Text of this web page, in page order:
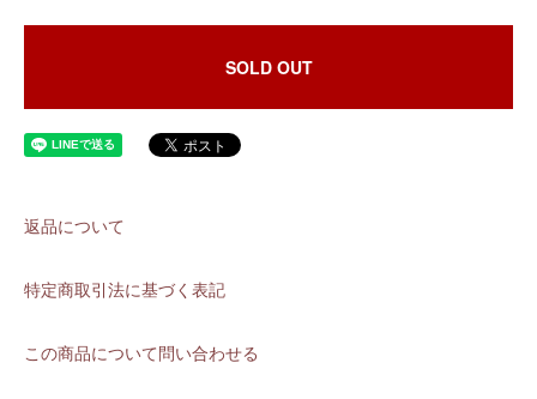
SOLD OUT
返品について
特定商取引法に基づく表記
この商品について問い合わせる